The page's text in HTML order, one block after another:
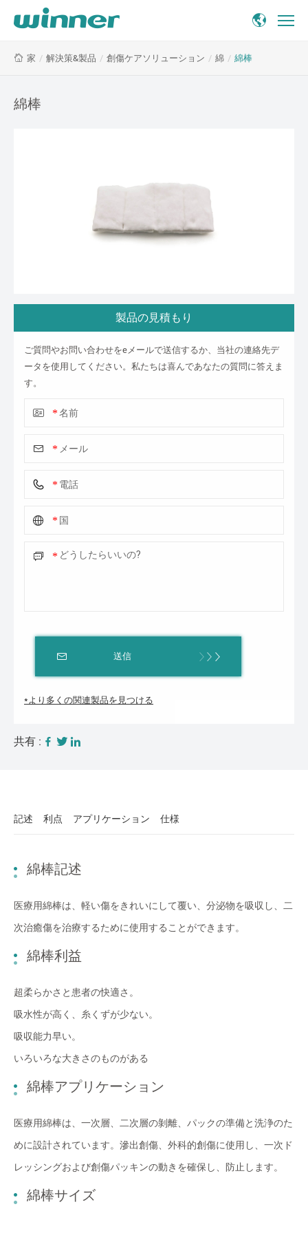
家 / 解決策&製品 / 創傷ケアソリューション / 綿 / 綿棒
綿棒
製品の見積もり
ご質問やお問い合わせをeメールで送信するか、当社の連絡先デ
ータを使用してください。私たちは喜んであなたの質問に答えま
す。
送信
*より多くの関連製品を見つける
共有 :
記述 利点 アプリケーション 仕様
綿棒記述
医療用綿棒は、軽い傷をきれいにして覆い、分泌物を吸収し、二
次治癒傷を治療するために使用することができます。
綿棒利益
超柔らかさと患者の快適さ。
吸水性が高く、糸くずが少ない。
吸収能力早い。
いろいろな大きさのものがある
綿棒アプリケーション
医療用綿棒は、一次層、二次層の剝離、パックの準備と洗浄のた
めに設計されています。滲出創傷、外科的創傷に使用し、一次ド
レッシングおよび創傷パッキンの動きを確保し、防止します。
綿棒サイズ